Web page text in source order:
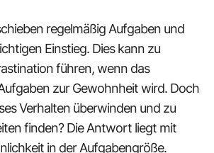
regelmäßig Aufgaben und
Einstieg. Dies kann zu
führen, wenn das
zur Gewohnheit wird. Doch
Verhalten überwinden und zu
finden? Die Antwort liegt mit
in der Aufgabengröße.